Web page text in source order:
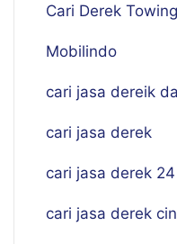
Cari Derek
Mobilindo
cari jasa dereik
cari jasa derek
cari jasa derek
cari jasa derek